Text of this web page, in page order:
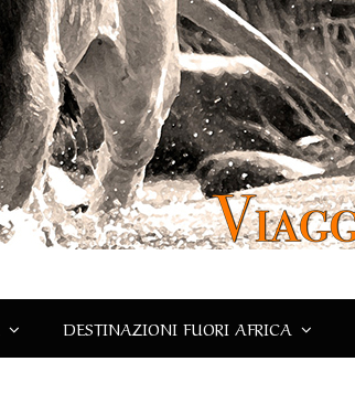
DESTINAZIONI FUORI AFRICA